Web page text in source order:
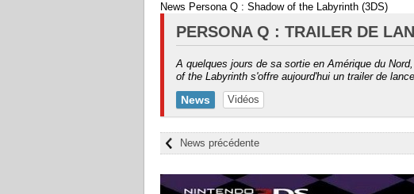
News Persona Q : Shadow of the Labyrinth (3DS)
PERSONA Q : TRAILER DE
A quelques jours de sa sortie en Amérique du
of the Labyrinth s'offre aujourd'hui un trailer de
News Vidéos
News précédente